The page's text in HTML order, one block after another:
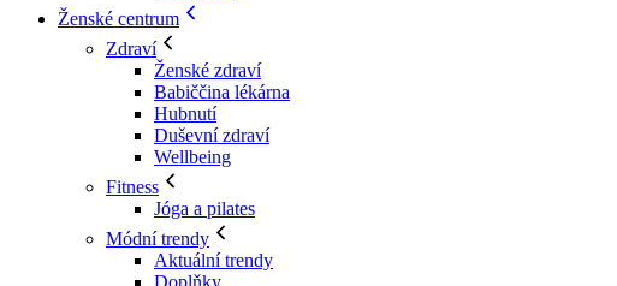
Ženské centrum
Zdraví
Ženské zdraví
Babiččina lékárna
Hubnutí
Duševní zdraví
Wellbeing
Fitness
Jóga a pilates
Módní trendy
Aktuální trendy
Doplňky